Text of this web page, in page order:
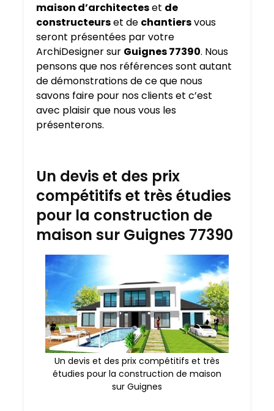
maison d’architecteset de
constructeurset de chantiersvous
seront présentées par votre
ArchiDesigner sur Guignes 77390. Nous
pensons que nos références sont autant
de démonstrations de ce que nous
savons faire pour nos clients et c’est
avec plaisir que nous vous les
présenterons.
Un devis et des prix
compétitifs et très étudies
pour la construction de
maison sur Guignes 77390
Un devis et des prix compétitifs et très
étudies pour la construction de maison
sur Guignes